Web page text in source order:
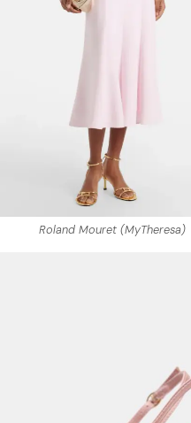
Roland Mouret (MyTheresa)